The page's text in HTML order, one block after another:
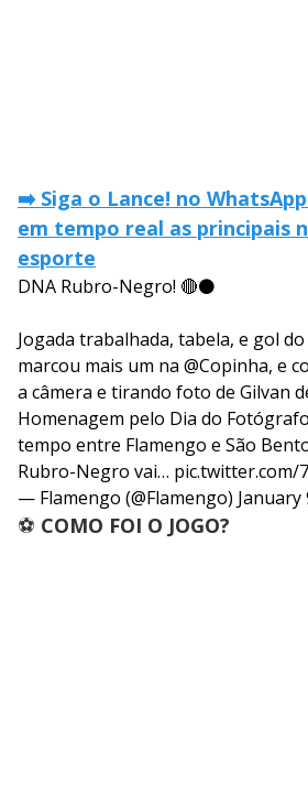
➡️ Siga o Lance! no
em tempo real as principais
esporte
DNA Rubro-Negro! 🔴⚫️
Jogada trabalhada, tabela, e gol
marcou mais um na @Copinha, e
a câmera e tirando foto de Gilvan
Homenagem pelo Dia do
tempo entre Flamengo e São
Rubro-Negro vai… pic.twitter.com/
— Flamengo (@Flamengo) January
⚽ COMO FOI O JOGO?